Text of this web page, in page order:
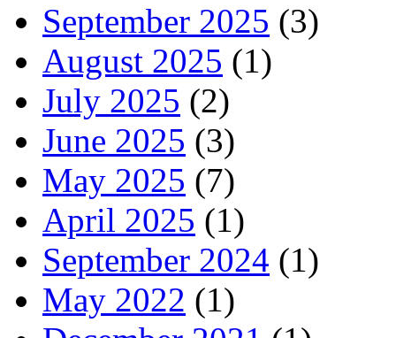
September 2025 (3)
August 2025 (1)
July 2025 (2)
June 2025 (3)
May 2025 (7)
April 2025 (1)
September 2024 (1)
May 2022 (1)